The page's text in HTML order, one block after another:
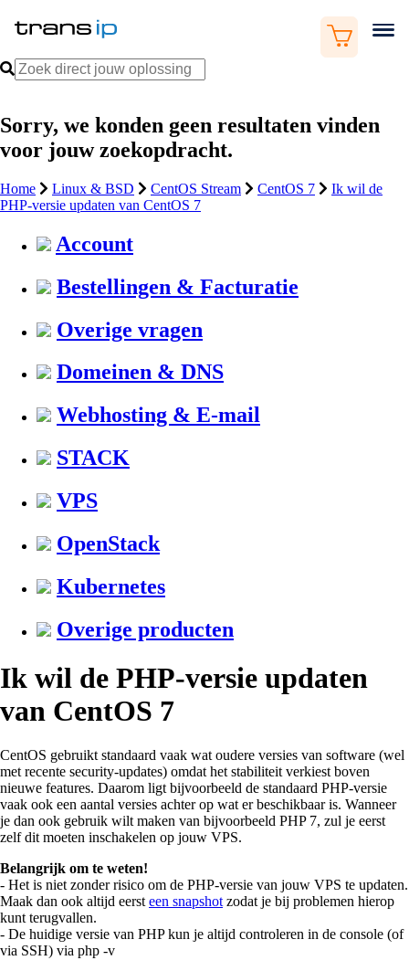
Sorry, we konden geen resultaten vinden
voor jouw zoekopdracht.
Home Linux & BSD CentOS Stream CentOS 7
Ik wil de
PHP-versie updaten van CentOS 7
Account
Bestellingen & Facturatie
Overige vragen
Domeinen & DNS
Webhosting & E-mail
STACK
VPS
OpenStack
Kubernetes
Overige producten
Ik wil de PHP-versie updaten
van CentOS 7
CentOS gebruikt standaard vaak wat oudere versies van software (wel
met recente security-updates) omdat het stabiliteit verkiest boven
nieuwe features. Daarom ligt bijvoorbeeld de standaard PHP-versie
vaak ook een aantal versies achter op wat er beschikbaar is. Wanneer
je dan ook gebruik wilt maken van bijvoorbeeld PHP 7, zul je eerst
zelf dit moeten inschakelen op jouw VPS.
Belangrijk om te weten!
- Het is niet zonder risico om de PHP-versie van jouw VPS te updaten.
Maak dan ook altijd eerst een snapshot zodat je bij problemen hierop
kunt terugvallen.
- De huidige versie van PHP kun je altijd controleren in de console (of
via SSH) via php -v